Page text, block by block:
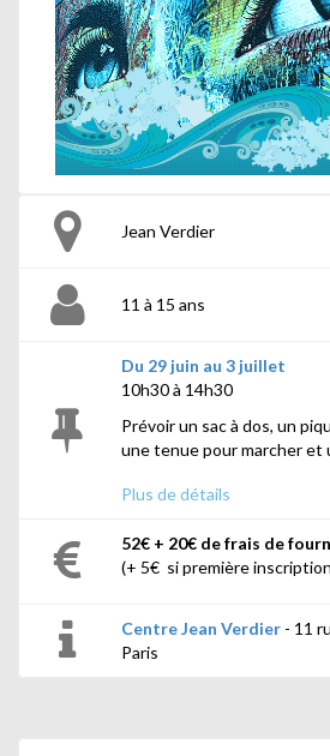
Jean Verdier
11 à 15 ans
Du 29 juin au 3 juillet
10h30 à 14h30
Prévoir un sac à dos, un
une tenue pour marcher et
Animé par Émilie
Plus de détails
52€ + 20€ de frais de
(+ 5€ si première
Centre Jean Verdier - 11
Paris